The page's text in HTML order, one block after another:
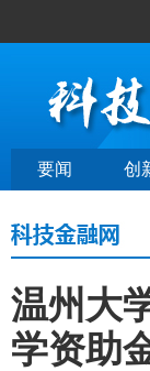
要闻 创
温州大
学资助